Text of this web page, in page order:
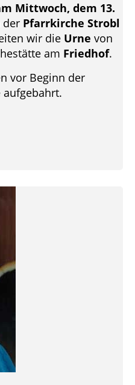
Mittwoch, dem 13.
der Pfarrkirche Strobl
wir die Urne von
am Friedhof.
vor Beginn der